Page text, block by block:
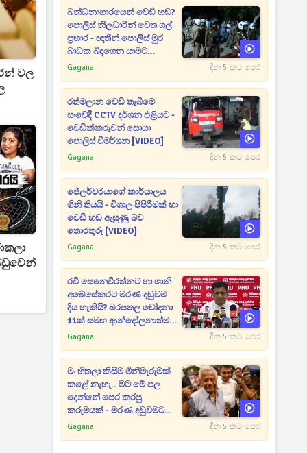
වල
බන්ධනාගාරයෙන් වෙඩි හඬ?
පොලිස් නිලධාරින් වෙත ගල්
ප්‍රහාර - ඥාතීන් පොලිස් මුර
බාධක බිඳගෙන යාමට
උත්සාහයක [VIDEO]
Gagana දින 5 කට පෙර
රත්මලාන වෙඩි තැබීමේ
සංවේදී CCTV දර්ශන එළියට -
වෙඩික්කරුවන් සොයා
පොලිස් විමර්ශන [VIDEO]
Gagana දින 5 කට පෙර
ජේලර්වරයාගේ කාර්යාලය
ගිනි තියයි - විශාල පිපිරීමක් හා
වෙඩි හඬ ඇසුණු බව
තොරතුරු [VIDEO]
Gagana දින 5 කට පෙර
රවී සෙනෙවිරත්නට හා ශානි
අබේසේකරට මරණ දඬුවම
දිය හැකියි? බරපතල චෝදනා
11ක් සමඟ ආන්දෝලනාත්මක
ප්‍රකාශයක් [VIDEO]
Gagana දින 5 කට පෙර
මං හිතලා කිසිම මිනිමැරුමක්
කළේ නැහැ.. මට මේ පල
දෙන්නේ පෙර කරපු
කරුමයක් - මරණ දඬුවමට
කළින් කට ඇරපු පූජිත් හඬා
Gagana දින 5 කට පෙර